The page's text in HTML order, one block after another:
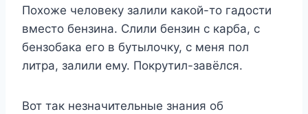
Похоже человеку залили какой-то гадости
вместо бензина. Слили бензин с карба, с
бензобака его в бутылочку, с меня пол
литра, залили ему. Покрутил-завёлся.
Вот так незначительные знания об